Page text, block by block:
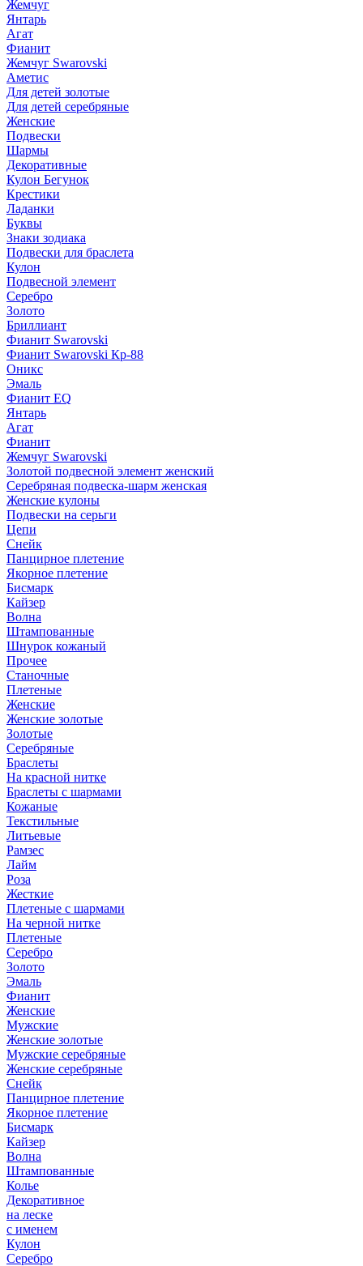
Жемчуг
Янтарь
Агат
Фианит
Жемчуг Swarovski
Аметис
Для детей золотые
Для детей серебряные
Женские
Подвески
Шармы
Декоративные
Кулон Бегунок
Крестики
Ладанки
Буквы
Знаки зодиака
Подвески для браслета
Кулон
Подвесной элемент
Серебро
Золото
Бриллиант
Фианит Swarovski
Фианит Swarovski Кр-88
Оникс
Эмаль
Фианит EQ
Янтарь
Агат
Фианит
Жемчуг Swarovski
Золотой подвесной элемент женcкий
Серебряная подвеска-шарм женская
Женские кулоны
Подвески на серьги
Цепи
Снейк
Панцирное плетение
Якорное плетение
Бисмарк
Кайзер
Волна
Штампованные
Шнурок кожаный
Прочее
Станочные
Плетеные
Женские
Женские золотые
Золотые
Серебряные
Браслеты
На красной нитке
Браслеты с шармами
Кожаные
Текстильные
Литьевые
Рамзес
Лайм
Роза
Жесткие
Плетеные с шармами
На черной нитке
Плетеные
Серебро
Золото
Эмаль
Фианит
Женские
Мужские
Женские золотые
Мужские серебряные
Женские серебряные
Снейк
Панцирное плетение
Якорное плетение
Бисмарк
Кайзер
Волна
Штампованные
Колье
Декоративное
на леске
с именем
Кулон
Серебро